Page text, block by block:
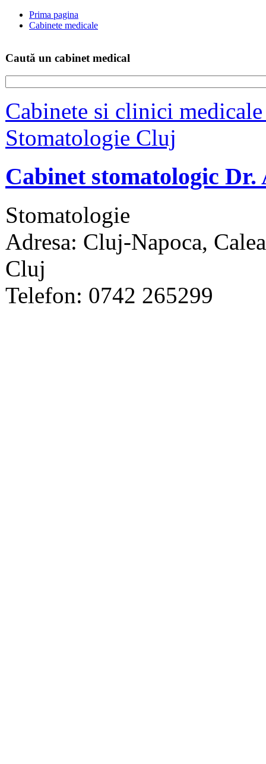
Prima pagina
Cabinete medicale
Caută un cabinet medical
Cabinete si clinici
Stomatologie Cluj
Cabinet stomatologic
Stomatologie
Adresa: Cluj-Napoca,
Cluj
Telefon: 0742 265299